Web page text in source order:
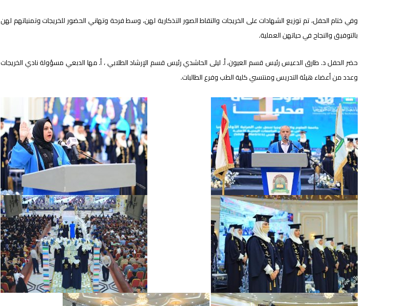
وفي ختام الحفل، تم توزيع الشهادات على الخريجات والتقاط الصور التذكارية لهن، وسط فرحة وتهاني الحضور للخريجات وتمنياتهم لهن
بالتوفيق والنجاح في حياتهن العملية.
حضر الحفل د. طارق الدعيس رئيس قسم العيون، أ. ليلى الحاشدي رئيس قسم الإرشاد الطلابي ، أ. مها الدبعي مسؤولة نادي الخريجات
وعدد من أعضاء هيئة التدريس ومنتسبي كلية الطب وفرع الطالبات.